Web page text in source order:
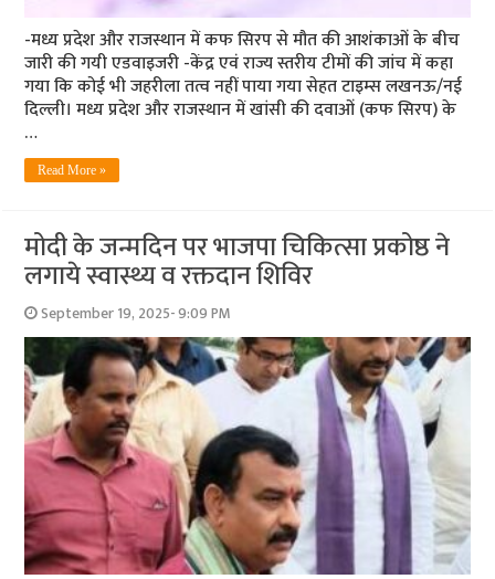
-मध्य प्रदेश और राजस्थान में कफ सिरप से मौत की आशंकाओं के बीच
जारी की गयी एडवाइजरी -केंद्र एवं राज्य स्तरीय टीमों की जांच में कहा
गया कि कोई भी जहरीला तत्व नहीं पाया गया सेहत टाइम्स लखनऊ/नई
दिल्ली। मध्य प्रदेश और राजस्थान में खांसी की दवाओं (कफ सिरप) के
…
Read More »
मोदी के जन्मदिन पर भाजपा चिकित्सा प्रकोष्ठ ने
लगाये स्वास्थ्य व रक्तदान शिविर
September 19, 2025- 9:09 PM